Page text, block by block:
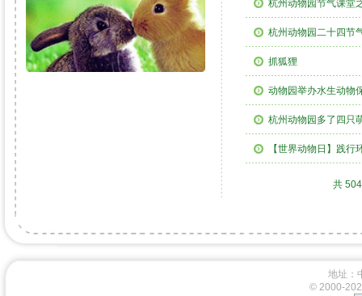
杭州动物园节气课堂
杭州动物园二十四节
抓狐狸
动物园举办水生动物
杭州动物园多了四只
【世界动物日】践行
共
地址
© 2000-